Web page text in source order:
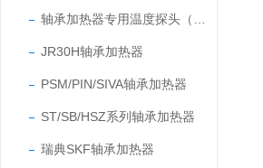
JR30H轴承加热器
PSM/PIN/SIVA轴承加热器
ST/SB/HSZ系列轴承加热器
瑞典SKF轴承加热器